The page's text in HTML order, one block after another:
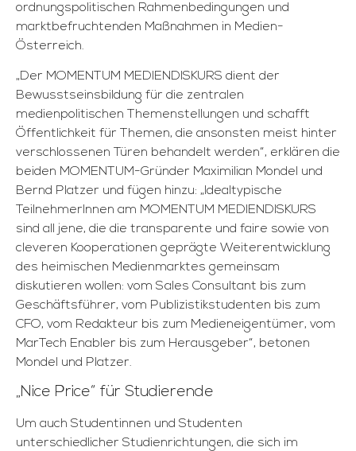
ordnungspolitischen Rahmenbedingungen und
marktbefruchtenden Maßnahmen in Medien-
Österreich.
„Der MOMENTUM MEDIENDISKURS dient der
Bewusstseinsbildung für die zentralen
medienpolitischen Themenstellungen und schafft
Öffentlichkeit für Themen, die ansonsten meist hinter
verschlossenen Türen behandelt werden“, erklären die
beiden MOMENTUM-Gründer Maximilian Mondel und
Bernd Platzer und fügen hinzu: „Idealtypische
TeilnehmerInnen am MOMENTUM MEDIENDISKURS
sind all jene, die die transparente und faire sowie von
cleveren Kooperationen geprägte Weiterentwicklung
des heimischen Medienmarktes gemeinsam
diskutieren wollen: vom Sales Consultant bis zum
Geschäftsführer, vom Publizistikstudenten bis zum
CFO, vom Redakteur bis zum Medieneigentümer, vom
MarTech Enabler bis zum Herausgeber“, betonen
Mondel und Platzer.
„Nice Price“ für Studierende
Um auch Studentinnen und Studenten
unterschiedlicher Studienrichtungen, die sich im